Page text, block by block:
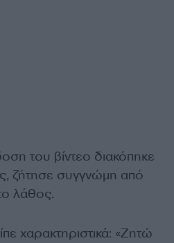
του βίντεο διακόπηκε
ζήτησε συγγνώμη από
λάθος.
χαρακτηριστικά: «Ζητώ